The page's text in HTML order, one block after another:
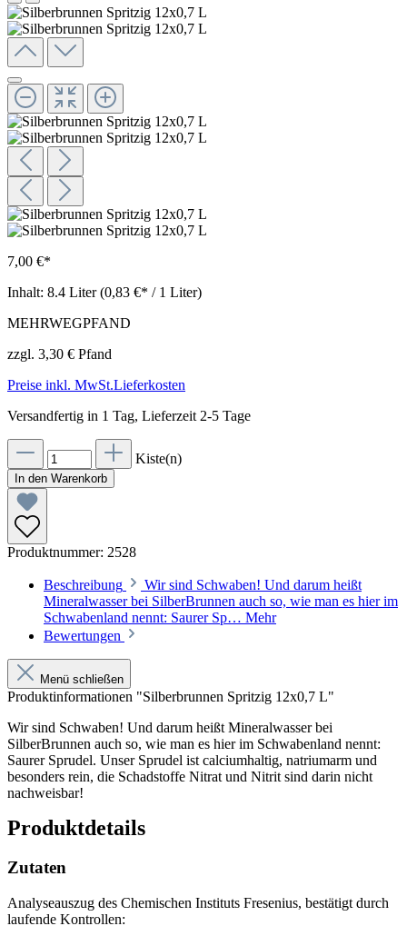
7,00 €*
Inhalt: 8.4 Liter(0,83 €* / 1 Liter)
MEHRWEGPFAND
zzgl. 3,30 € Pfand
Preise inkl. MwSt.Lieferkosten
Versandfertig in 1 Tag, Lieferzeit 2-5 Tage
Kiste(n)
In den Warenkorb
Produktnummer: 2528
Beschreibung
Wir sind Schwaben! Und darum heißt
Mineralwasser bei SilberBrunnen auch so, wie man es hier im
Schwabenland nennt: Saurer Sp… Mehr
Bewertungen
Menü schließen
Produktinformationen "Silberbrunnen Spritzig 12x0,7 L"
Wir sind Schwaben! Und darum heißt Mineralwasser bei
SilberBrunnen auch so, wie man es hier im Schwabenland nennt:
Saurer Sprudel. Unser Sprudel ist calciumhaltig, natriumarm und
besonders rein, die Schadstoffe Nitrat und Nitrit sind darin nicht
nachweisbar!
Produktdetails
Zutaten
Analyseauszug des Chemischen Instituts Fresenius, bestätigt durch
laufende Kontrollen: